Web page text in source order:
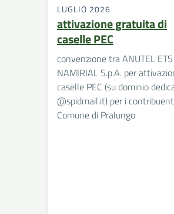
LUGLIO 2026
attivazione gratuita di
caselle PEC
convenzione tra ANUTEL
NAMIRIAL S.p.A. per
caselle PEC (su dominio
@spidmail.it) per i
Comune di Pralungo